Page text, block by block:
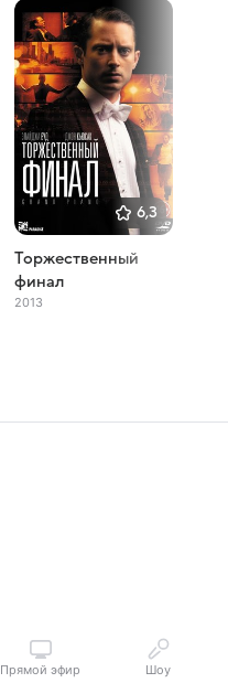
6,3
Торжественный
финал
2013
Прямой эфир Шоу